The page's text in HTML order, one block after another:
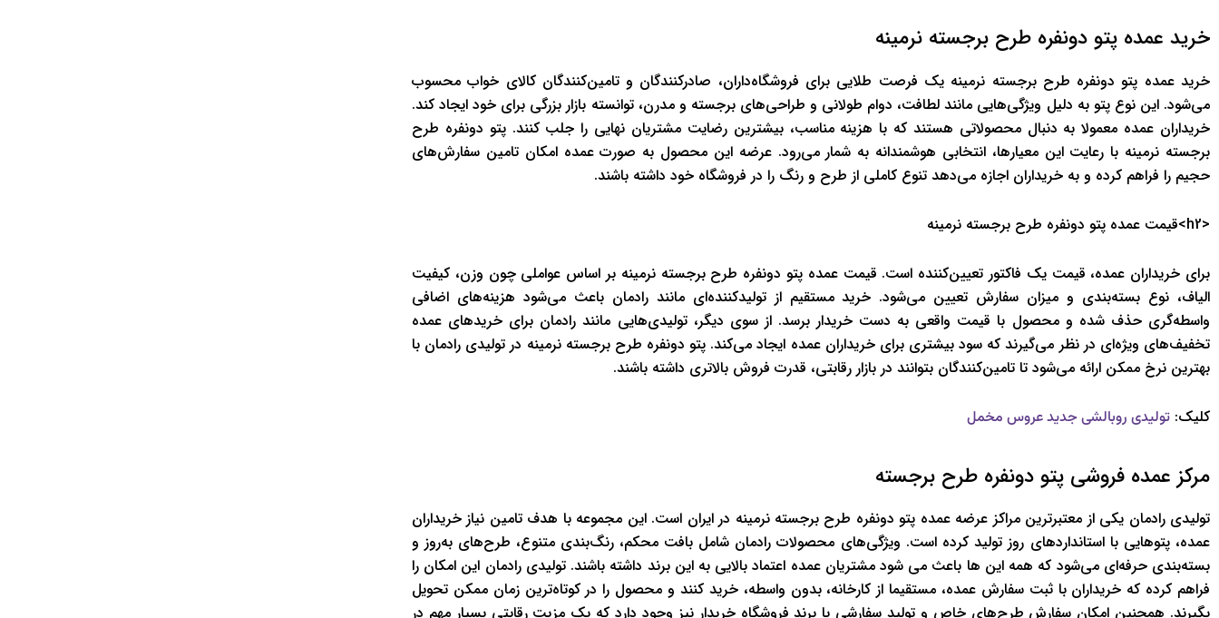
خرید عمده پتو دونفره طرح برجسته نرمینه
خرید عمده پتو دونفره طرح برجسته نرمینه یک فرصت طلایی برای فروشگاه‌داران، صادرکنندگان و تامین‌کنندگان کالای خواب محسوب
می‌شود. این نوع پتو به دلیل ویژگی‌هایی مانند لطافت، دوام طولانی و طراحی‌های برجسته و مدرن، توانسته بازار بزرگی برای خود ایجاد کند.
خریداران عمده معمولا به دنبال محصولاتی هستند که با هزینه مناسب، بیشترین رضایت مشتریان نهایی را جلب کنند. پتو دونفره طرح
برجسته نرمینه با رعایت این معیارها، انتخابی هوشمندانه به شمار می‌رود. عرضه این محصول به صورت عمده امکان تامین سفارش‌های
حجیم را فراهم کرده و به خریداران اجازه می‌دهد تنوع کاملی از طرح و رنگ را در فروشگاه خود داشته باشند.
<h2>قیمت عمده پتو دونفره طرح برجسته نرمینه
برای خریداران عمده، قیمت یک فاکتور تعیین‌کننده است. قیمت عمده پتو دونفره طرح برجسته نرمینه بر اساس عواملی چون وزن، کیفیت
الیاف، نوع بسته‌بندی و میزان سفارش تعیین می‌شود. خرید مستقیم از تولیدکننده‌ای مانند رادمان باعث می‌شود هزینه‌های اضافی
واسطه‌گری حذف شده و محصول با قیمت واقعی به دست خریدار برسد. از سوی دیگر، تولیدی‌هایی مانند رادمان برای خریدهای عمده
تخفیف‌های ویژه‌ای در نظر می‌گیرند که سود بیشتری برای خریداران عمده ایجاد می‌کند. پتو دونفره طرح برجسته نرمینه در تولیدی رادمان با
بهترین نرخ ممکن ارائه می‌شود تا تامین‌کنندگان بتوانند در بازار رقابتی، قدرت فروش بالاتری داشته باشند.
کلیک: تولیدی روبالشی جدید عروس مخمل
مرکز عمده فروشی پتو دونفره طرح برجسته
تولیدی رادمان یکی از معتبرترین مراکز عرضه عمده پتو دونفره طرح برجسته نرمینه در ایران است. این مجموعه با هدف تامین نیاز خریداران
عمده، پتوهایی با استانداردهای روز تولید کرده است. ویژگی‌های محصولات رادمان شامل بافت محکم، رنگ‌بندی متنوع، طرح‌های به‌روز و
بسته‌بندی حرفه‌ای می‌شود که همه این ها باعث می شود مشتریان عمده اعتماد بالایی به این برند داشته باشند. تولیدی رادمان این امکان را
فراهم کرده که خریداران با ثبت سفارش عمده، مستقیما از کارخانه، بدون واسطه، خرید کنند و محصول را در کوتاه‌ترین زمان ممکن تحویل
بگیرند. همچنین امکان سفارش طرح‌های خاص و تولید سفارشی با برند فروشگاه خریدار نیز وجود دارد که یک مزیت رقابتی بسیار مهم در